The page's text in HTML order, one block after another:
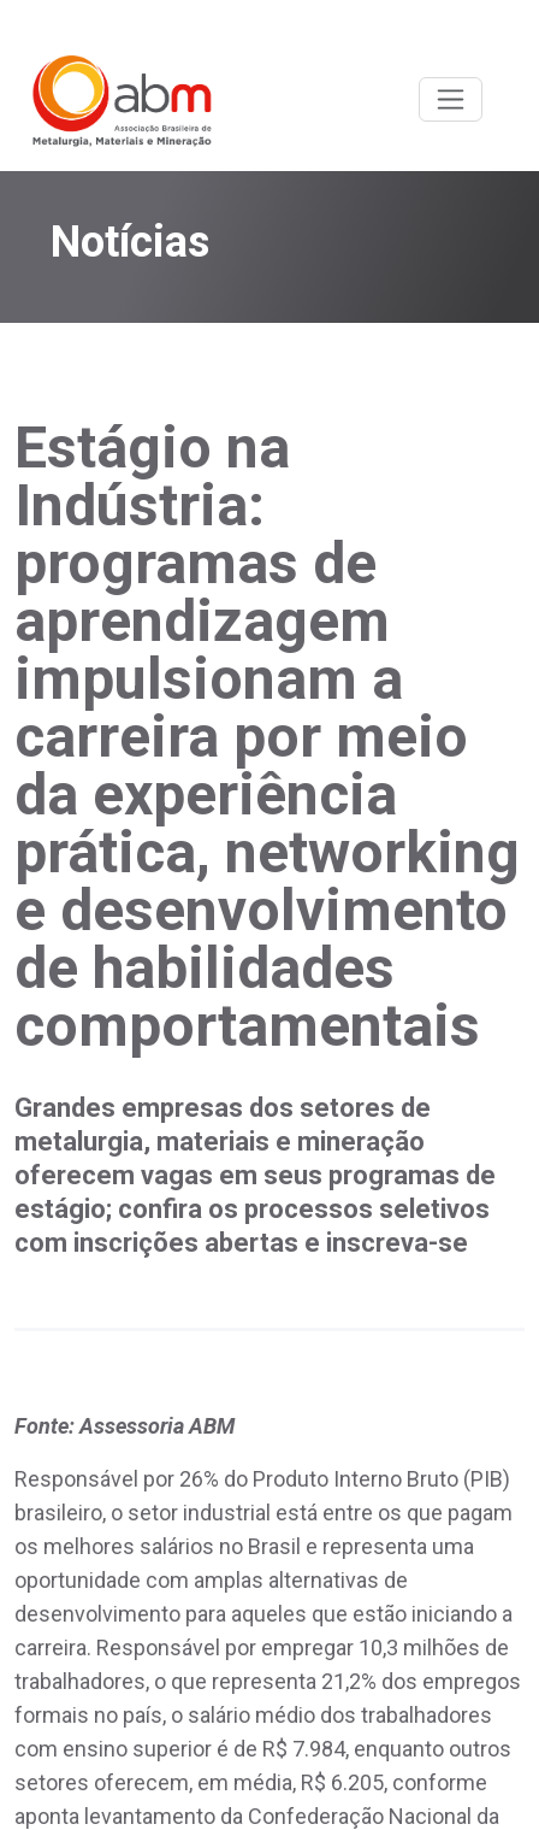
Notícias
Estágio na
Indústria:
programas de
aprendizagem
impulsionam a
carreira por meio
da experiência
prática, networking
e desenvolvimento
de habilidades
comportamentais
Grandes empresas dos setores de
metalurgia, materiais e mineração
oferecem vagas em seus programas de
estágio; confira os processos seletivos
com inscrições abertas e inscreva-se
Fonte: Assessoria ABM
Responsável por 26% do Produto Interno Bruto (PIB)
brasileiro, o setor industrial está entre os que pagam
os melhores salários no Brasil e representa uma
oportunidade com amplas alternativas de
desenvolvimento para aqueles que estão iniciando a
carreira. Responsável por empregar 10,3 milhões de
trabalhadores, o que representa 21,2% dos empregos
formais no país, o salário médio dos trabalhadores
com ensino superior é de R$ 7.984, enquanto outros
setores oferecem, em média, R$ 6.205, conforme
aponta levantamento da Confederação Nacional da